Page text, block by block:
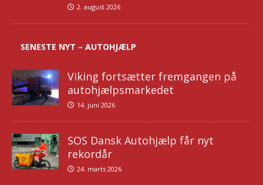
2. august 2026
SENESTE NYT – AUTOHJÆLP
Viking fortsætter fremgangen på
autohjælpsmarkedet
14. juni 2026
SOS Dansk Autohjælp får nyt
rekordår
24. marts 2026